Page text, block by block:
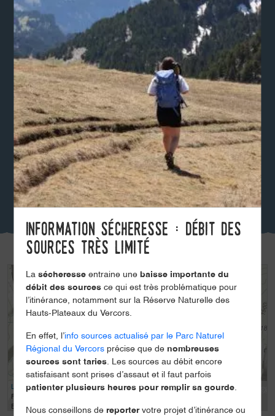
+
-
Leaflet| Tiles © Esri — Esri, DeLorme, NAVTEQ, TomTom, Intermap, iPC, USGS,
FAO, NPS, NRCAN, GeoBase, Kadaster NL, Ordnance Survey, Esri Japan, METI,
Esri China (Hong Kong), and the GIS User Community
Information sécheresse : débit des
sources très limité
Lasécheresse entraine une baisse importante du
débit des sources ce qui est très problématique pour
l’itinérance, notamment sur la Réserve Naturelle des
Hauts-Plateaux du Vercors.
En effet, l’info sources actualisé par le Parc Naturel
Régional du Vercors précise que de nombreuses
sources sont taries. Les sources au débit encore
satisfaisant sont prises d’assaut et il faut parfois
patienter plusieurs heures pour remplir sa gourde.
Nous conseillons de reportervotre projet d’itinérance ou